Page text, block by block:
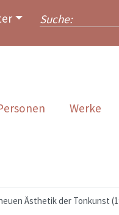
Werke
Ästhetik der Tonkunst